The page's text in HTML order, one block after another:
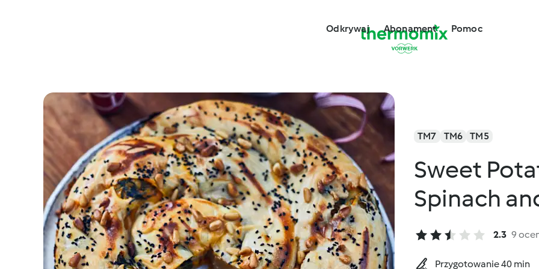
Odkrywaj Abonament Pomoc
TM7 TM6 TM5
Sweet
Spinach
2.3 9
Przygotowanie 40 min